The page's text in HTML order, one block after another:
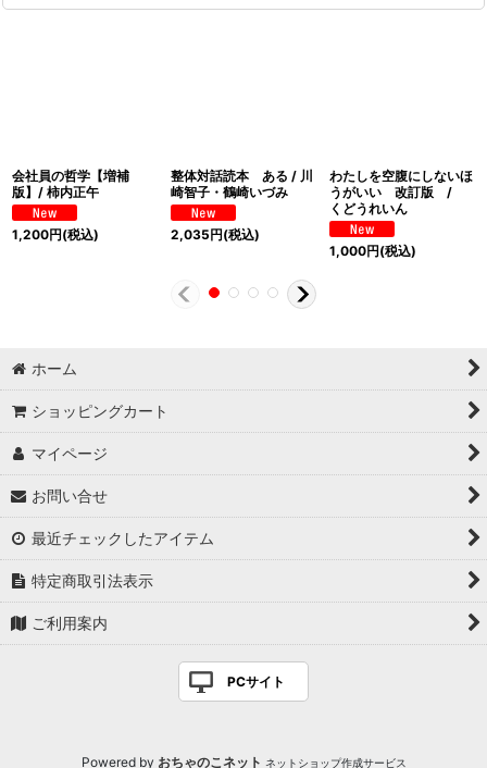
会社員の哲学【増補
版】/ 柿内正午
1,200円(税込)
整体対話読本 ある / 川
崎智子・鶴崎いづみ
2,035円(税込)
わたしを空腹にしないほ
うがいい 改訂版 /
くどうれいん
1,000円(税込)
ホーム
ショッピングカート
マイページ
お問い合せ
最近チェックしたアイテム
特定商取引法表示
ご利用案内
PCサイト
Powered by おちゃのこネット ネットショップ作成サービス